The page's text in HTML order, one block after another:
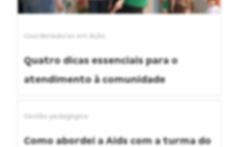
Coordenadoras em Ação
Quatro dicas essenciais para o
atendimento à comunidade
Gestão pedagógica
Como abordei a Aids com a turma do